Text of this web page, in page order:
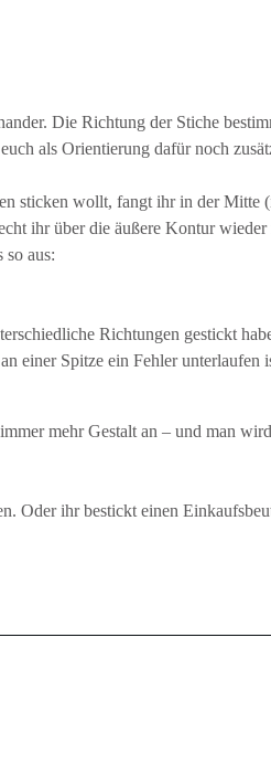
Die Richtung der Stiche
als Orientierung dafür noch
sticken wollt, fangt ihr in der Mitte
ihr über die äußere Kontur
aus:
Richtungen gestickt
einer Spitze ein Fehler
mehr Gestalt an – und man
Oder ihr bestickt einen